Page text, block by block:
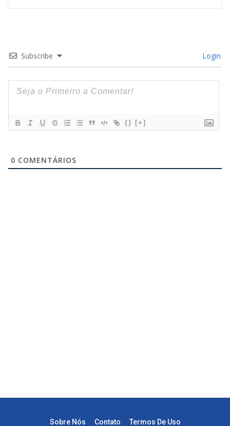
Subscribe Login
{} [+]
0 COMENTÁRIOS
Sobre Nós Contato Termos De Uso